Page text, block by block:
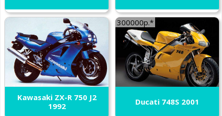
Kawasaki ZX-R 750 J2
1992
300000р.*
Ducati 748S 2001